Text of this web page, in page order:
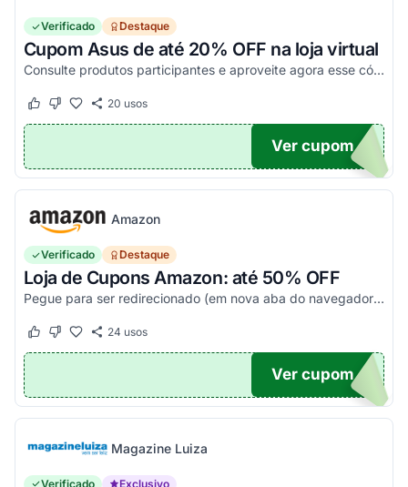
Verificado Destaque
Cupom Asus de até 20% OFF na loja virtual
Consulte produtos participantes e aproveite agora esse código promocional!
Este cupom funcionou
Este cupom não funcionou
20 usos
20
Ver cupom
Amazon
Verificado Destaque
Loja de Cupons Amazon: até 50% OFF
Pegue para ser redirecionado (em nova aba do navegador) e acesse todos os cupons disponíveis da Amazon Brasil. Aproveite para economizar nesse link. Corra e garanta já o seu descon...
Este cupom funcionou
Este cupom não funcionou
24 usos
TICO
Ver cupom
Magazine Luiza
Verificado Exclusivo